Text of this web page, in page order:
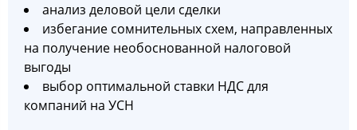
анализ деловой цели сделки
избегание сомнительных схем, направленных
на получение необоснованной налоговой
выгоды
выбор оптимальной ставки НДС для
компаний на УСН